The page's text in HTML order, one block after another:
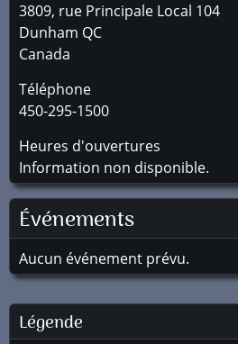
3809, rue Principale Local 104
Dunham QC
Canada
Téléphone
450-295-1500
Heures d'ouvertures
Information non disponible.
Événements
Aucun événement prévu.
Légende